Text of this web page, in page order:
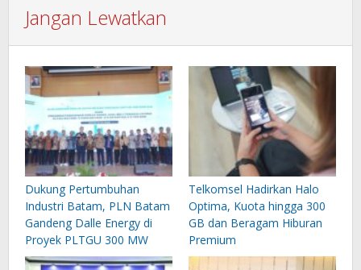
Jangan Lewatkan
Dukung Pertumbuhan
Industri Batam, PLN Batam
Gandeng Dalle Energy di
Proyek PLTGU 300 MW
Telkomsel Hadirkan Halo
Optima, Kuota hingga 300
GB dan Beragam Hiburan
Premium